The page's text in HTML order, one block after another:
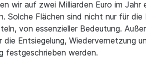
wir auf zwei Milliarden Euro im
Solche Flächen sind nicht nur für die
von essenzieller Bedeutung.
die Entsiegelung,
festgeschrieben werden.